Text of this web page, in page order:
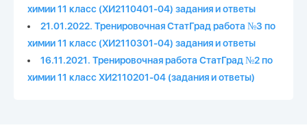
химии 11 класс (ХИ2110401-04) задания и ответы
21.01.2022. Тренировочная СтатГрад работа №3 по
химии 11 класс (ХИ2110301-04) задания и ответы
16.11.2021. Тренировочная работа СтатГрад №2 по
химии 11 класс ХИ2110201-04 (задания и ответы)